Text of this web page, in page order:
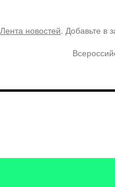
Лента новостей. Добавьте в